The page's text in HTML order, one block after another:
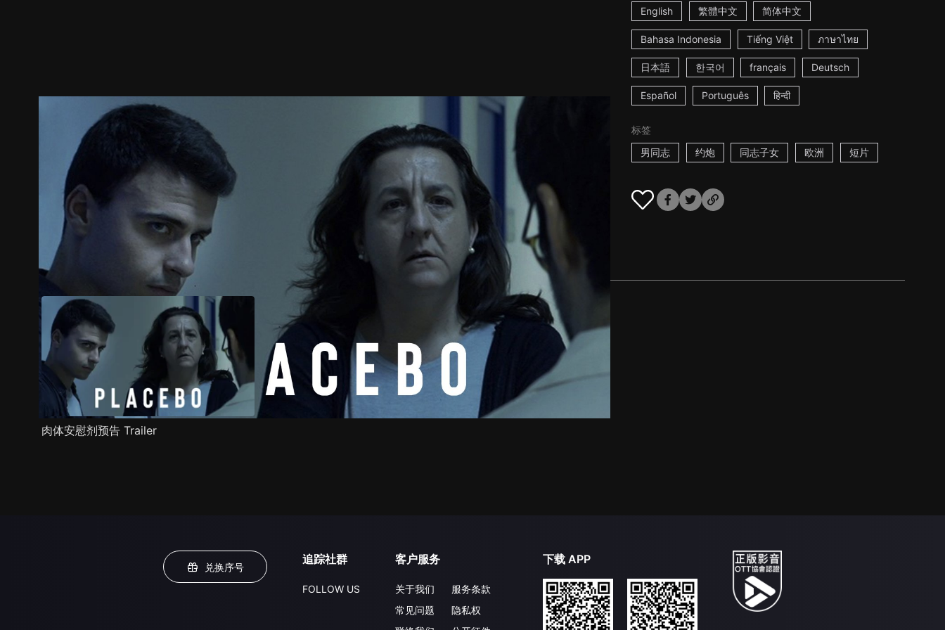
English 繁體中文 简体中文
Bahasa Indonesia Tiếng Việt ภาษาไทย
日本語 한국어 français Deutsch
Español Português हिन्दी
标签
男同志
约炮 同志子女 欧洲 短片
预告 推荐影片 剧情介绍
肉体安慰剂预告 Trailer
兑换序号
追踪社群
FOLLOW US
客户服务
关于我们
常见问题
服务条款
隐私权
下载 APP